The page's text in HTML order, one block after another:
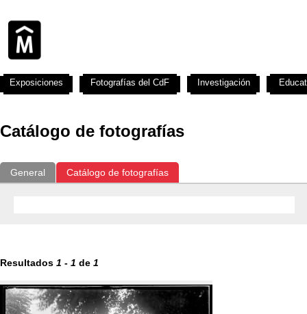
Catálogo de fotografías
General Catálogo de fotografías
Resultados 1 - 1 de 1
Exposiciones Fotografías del CdF Investigación